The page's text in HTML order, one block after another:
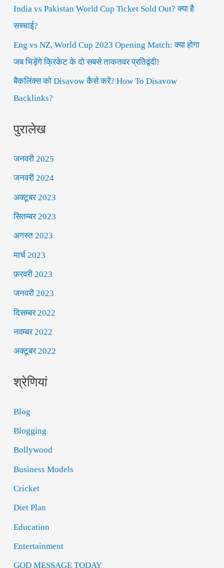
o
r
India vs Pakistan World Cup Ticket Sold Out? क्या है
सच्चाई?
Eng vs NZ, World Cup 2023 Opening Match: क्या होगा
जब भिड़ेंगे क्रिकेट के दो सबसे ताकतवर प्रतिद्वंदी!
बैकलिंक्स को Disavow कैसे करें? How To Disavow
Backlinks?
पुरालेख
जनवरी 2025
जनवरी 2024
अक्टूबर 2023
सितम्बर 2023
अगस्त 2023
मार्च 2023
फ़रवरी 2023
जनवरी 2023
दिसम्बर 2022
नवम्बर 2022
अक्टूबर 2022
श्रेणियां
Blog
Blogging
Bollywood
Business Models
Cricket
Diet Plan
Education
Entertainment
GOD MESSAGE TODAY